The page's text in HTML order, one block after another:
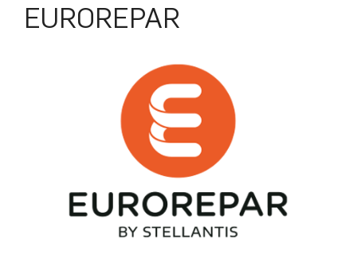
EUROREPAR